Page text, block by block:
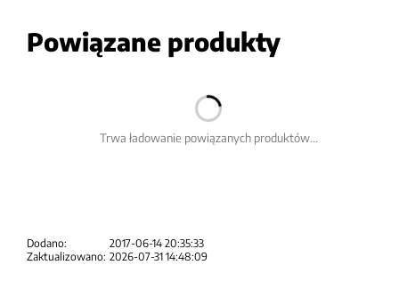
Powiązane produkty
Trwa ładowanie powiązanych produktów...
Dodano:
2017-06-14 20:35:33
Zaktualizowano: 2026-07-31 14:48:09